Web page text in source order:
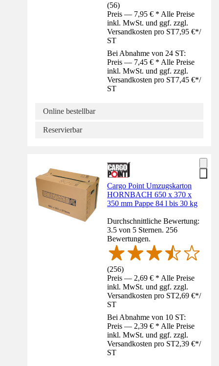
(56)
Preis — 7,95 € * Alle Preise
inkl. MwSt. und ggf. zzgl.
Versandkosten pro ST7,95 €*/
ST
Bei Abnahme von 24 ST:
Preis — 7,45 € * Alle Preise
inkl. MwSt. und ggf. zzgl.
Versandkosten pro ST7,45 €*/
ST
Online bestellbar
Reservierbar
Cargo Point Umzugskarton
HORNBACH 650 x 370 x
350 mm Pappe 84 l bis 30 kg
Durchschnittliche Bewertung:
3.5 von 5 Sternen. 256
Bewertungen.
(256)
Preis — 2,69 € * Alle Preise
inkl. MwSt. und ggf. zzgl.
Versandkosten pro ST2,69 €*/
ST
Bei Abnahme von 10 ST:
Preis — 2,39 € * Alle Preise
inkl. MwSt. und ggf. zzgl.
Versandkosten pro ST2,39 €*/
ST